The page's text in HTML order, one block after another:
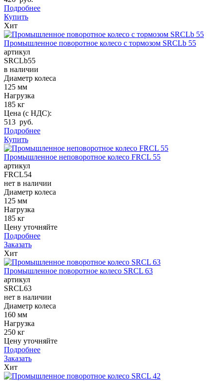
Подробнее
Купить
Хит
Промышленное поворотное колесо с тормозом SRCLb 55
артикул
SRCLb55
в наличии
Диаметр колеса
125 мм
Нагрузка
185 кг
Цена (с НДС):
513 руб.
Подробнее
Купить
Промышленное неповоротное колесо FRCL 55
артикул
FRCL54
нет в наличии
Диаметр колеса
125 мм
Нагрузка
185 кг
Цену уточняйте
Подробнее
Заказать
Хит
Промышленное поворотное колесо SRCL 63
артикул
SRCL63
нет в наличии
Диаметр колеса
160 мм
Нагрузка
250 кг
Цену уточняйте
Подробнее
Заказать
Хит